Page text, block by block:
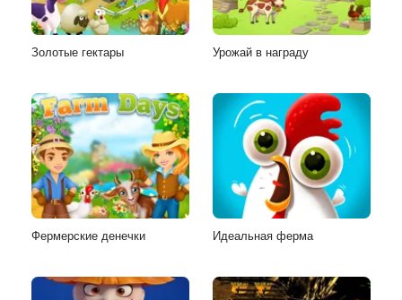
Золотые гектары Урожай в награду
Фермерские денечки Идеальная ферма